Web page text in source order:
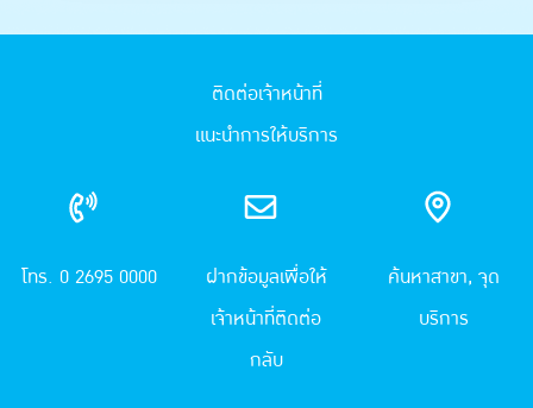
ติดต่อเจ้าหน้าที่
แนะนำการให้บริการ
โทร. 0 2695 0000
ฝากข้อมูลเพื่อให้
เจ้าหน้าที่ติดต่อ
กลับ
ค้นหาสาขา, จุด
บริการ